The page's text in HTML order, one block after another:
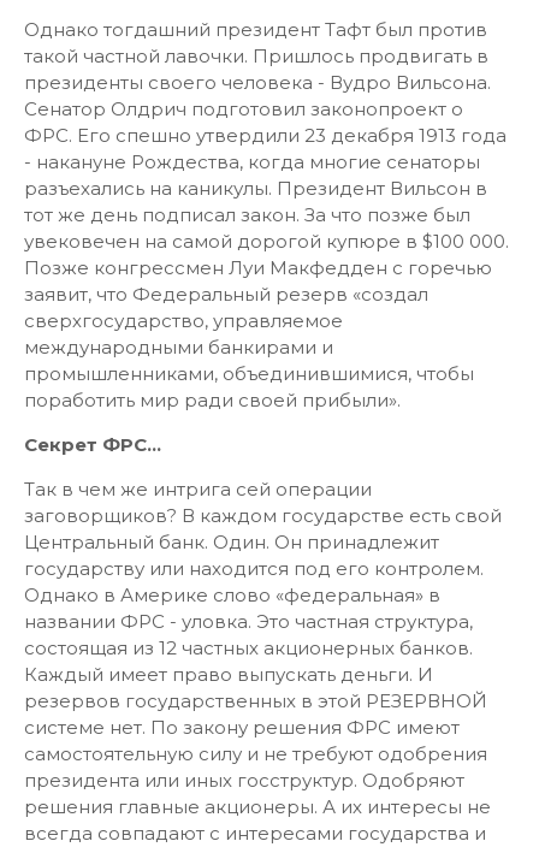
Однако тогдашний президент Тафт был против
такой частной лавочки. Пришлось продвигать в
президенты своего человека - Вудро Вильсона.
Сенатор Олдрич подготовил законопроект о
ФРС. Его спешно утвердили 23 декабря 1913 года
- накануне Рождества, когда многие сенаторы
разъехались на каникулы. Президент Вильсон в
тот же день подписал закон. За что позже был
увековечен на самой дорогой купюре в $100 000.
Позже конгрессмен Луи Макфедден с горечью
заявит, что Федеральный резерв «создал
сверхгосударство, управляемое
международными банкирами и
промышленниками, объединившимися, чтобы
поработить мир ради своей прибыли».
Секрет ФРС...
Так в чем же интрига сей операции
заговорщиков? В каждом государстве есть свой
Центральный банк. Один. Он принадлежит
государству или находится под его контролем.
Однако в Америке слово «федеральная» в
названии ФРС - уловка. Это частная структура,
состоящая из 12 частных акционерных банков.
Каждый имеет право выпускать деньги. И
резервов государственных в этой РЕЗЕРВНОЙ
системе нет. По закону решения ФРС имеют
самостоятельную силу и не требуют одобрения
президента или иных госструктур. Одобряют
решения главные акционеры. А их интересы не
всегда совпадают с интересами государства и